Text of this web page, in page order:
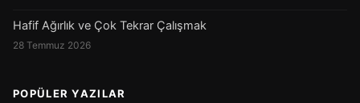
Hafif Ağırlık ve Çok Tekrar Çalışmak
28 Temmuz 2026
POPÜLER YAZILAR